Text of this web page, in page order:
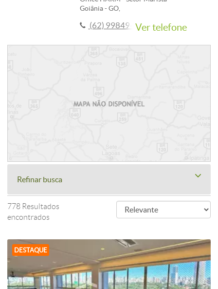
Goiânia - GO,
(62) 99849-2007Ver telefone
Refinar busca
778 Resultados
encontrados
DESTAQUE